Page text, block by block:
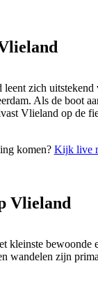
zich
Als de boot
Vlieland op de
komen? Kijk live
Vlieland
kleinste bewoonde
wandelen zijn